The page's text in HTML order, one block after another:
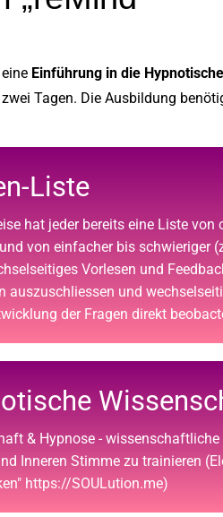
Einführung in die
Tagen. Die Ausbildung
Liste
hat jeder bereits eine Liste
von einfacher bis schwieriger
Vorlesen und
auszuschliessen und
der Fragen direkt
& Hypnose -
Inneren Stimme zu trainieren
https://SOULution.me)